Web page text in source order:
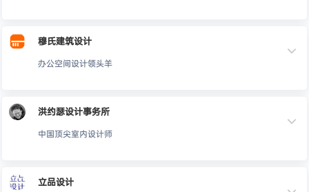
穆氏建筑设计
办公空间设计领头羊
洪约瑟设计事务所
中国顶尖室内设计师
立品设计